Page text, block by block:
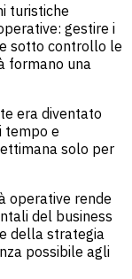
turistiche
gestire i
sotto controllo le
formano una
era diventato
tempo e
solo per
operative rende
del business
della strategia
possibile agli